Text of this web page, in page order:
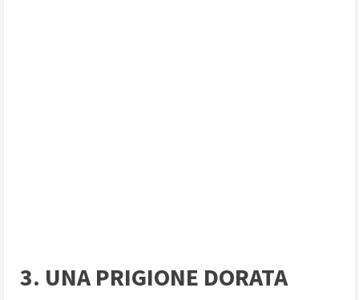
3. UNA PRIGIONE DORATA